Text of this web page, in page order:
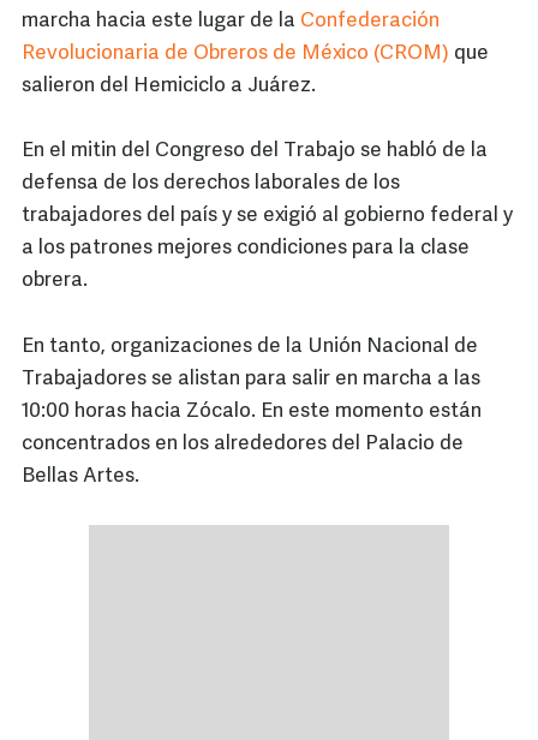
marcha hacia este lugar de la Confederación
Revolucionaria de Obreros de México (CROM) que
salieron del Hemiciclo a Juárez.
En el mitin del Congreso del Trabajo se habló de la
defensa de los derechos laborales de los
trabajadores del país y se exigió al gobierno federal y
a los patrones mejores condiciones para la clase
obrera.
En tanto, organizaciones de la Unión Nacional de
Trabajadores se alistan para salir en marcha a las
10:00 horas hacia Zócalo. En este momento están
concentrados en los alrededores del Palacio de
Bellas Artes.